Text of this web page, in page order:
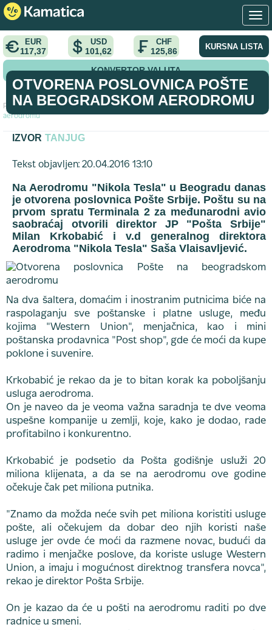
EUR
117,37
USD
101,62
CHF
125,86 KURSNA LISTA
KONVERTOR VALUTA
Početna > vest >
Otvorena poslovnica Pošte na beogradskom
aerodromu
OTVORENA POSLOVNICA POŠTE
NA BEOGRADSKOM AERODROMU
IZVOR TANJUG
Tekst objavljen: 20.04.2016 13:10
Na Aerodromu "Nikola Tesla" u Beogradu danas
je otvorena poslovnica Pošte Srbije. Poštu su na
prvom spratu Terminala 2 za međunarodni avio
saobraćaj otvorili direktor JP "Pošta Srbije"
Milan Krkobabić i v.d generalnog direktora
Aerodroma "Nikola Tesla" Saša Vlaisavljević.
Na dva šaltera, domaćim i inostranim putnicima biće na
raspolaganju sve poštanske i platne usluge, među
kojima "Western Union", menjačnica, kao i mini
poštanska prodavnica "Post shop", gde će moći da kupe
poklone i suvenire.
Krkobabić je rekao da je to bitan korak ka poboljšanju
usluga aerodroma.
On je naveo da je veoma važna saradnja te dve veoma
uspešne kompanije u zemlji, koje, kako je dodao, rade
profitabilno i konkurentno.
Krkobabić je podsetio da Pošta godišnje usluži 20
miliona klijenata, a da se na aerodromu ove godine
očekuje čak pet miliona putnika.
"Znamo da možda neće svih pet miliona koristiti usluge
pošte, ali očekujem da dobar deo njih koristi naše
usluge jer ovde će moći da razmene novac, budući da
radimo i menjačke poslove, da koriste usluge Western
Union, a imaju i mogućnost direktnog transfera novca",
rekao je direktor Pošta Srbije.
On je kazao da će u pošti na aerodromu raditi po dve
radnice u smeni.